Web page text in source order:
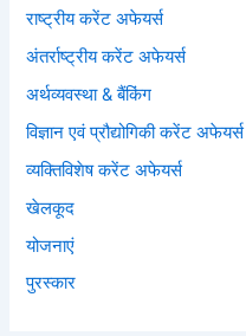
राष्ट्रीय करेंट अफेयर्स
अंतर्राष्ट्रीय करेंट अफेयर्स
अर्थव्यवस्था & बैंकिंग
विज्ञान एवं प्रौद्योगिकी करेंट अफेयर्स
व्यक्तिविशेष करेंट अफेयर्स
खेलकूद
योजनाएं
पुरस्कार